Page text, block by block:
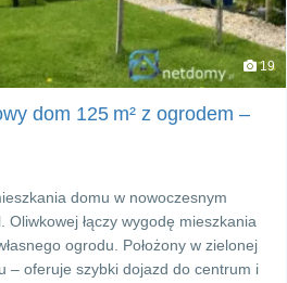
19
dom 125 m² z ogrodem –
domu w nowoczesnym
Oliwkowej łączy wygodę mieszkania
ogrodu. Położony w zielonej
– oferuje szybki dojazd do centrum i